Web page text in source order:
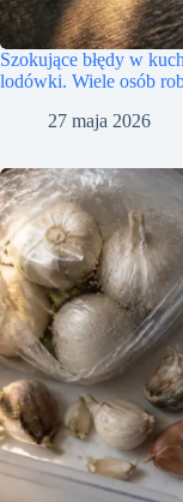
Szokujące błędy w
lodówki. Wiele osób
27 maja 2026